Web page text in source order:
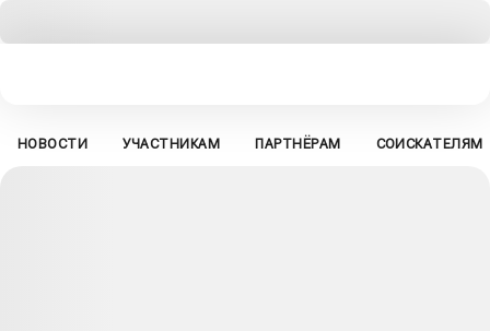
НОВОСТИ УЧАСТНИКАМ ПАРТНЁРАМ СОИСКАТЕЛЯМ